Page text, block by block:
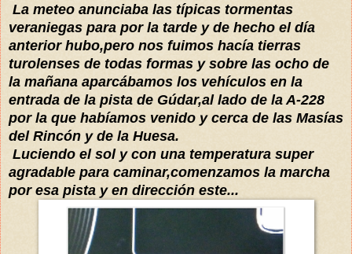
La meteo anunciaba las típicas tormentas
veraniegas para por la tarde y de hecho el día
anterior hubo,pero nos fuimos hacía tierras
turolenses de todas formas y sobre las ocho de
la mañana aparcábamos los vehículos en la
entrada de la pista de Gúdar,al lado de la A-228
por la que habíamos venido y cerca de las Masías
del Rincón y de la Huesa.
Luciendo el sol y con una temperatura super
agradable para caminar,comenzamos la marcha
por esa pista y en dirección este...